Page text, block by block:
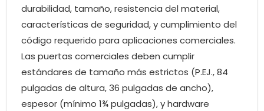
durabilidad, tamaño, resistencia del material,
características de seguridad, y cumplimiento del
código requerido para aplicaciones comerciales.
Las puertas comerciales deben cumplir
estándares de tamaño más estrictos (P.EJ., 84
pulgadas de altura, 36 pulgadas de ancho),
espesor (mínimo 1¾ pulgadas), y hardware